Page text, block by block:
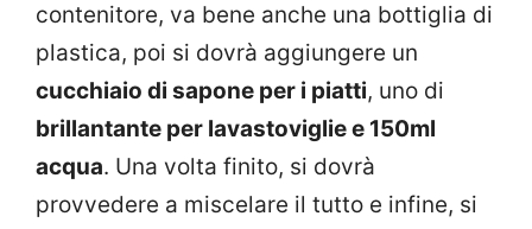
contenitore, va bene anche una bottiglia di
plastica, poi si dovrà aggiungere un
cucchiaio di sapone per i piatti, uno di
brillantante per lavastoviglie e 150ml
acqua. Una volta finito, si dovrà
provvedere a miscelare il tutto e infine, si